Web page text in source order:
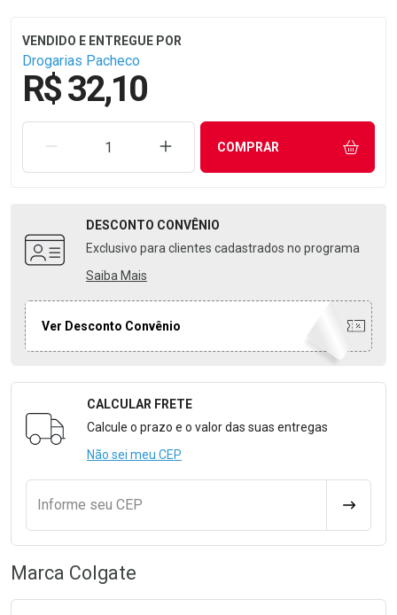
Drogarias Pacheco
R$ 32,10
REMOVER UMA UNIDADEAUMENTAR UMA UNIDADE
COMPRAR
DESCONTO CONVÊNIO
Exclusivo para clientes cadastrados no programa
Saiba Mais
Ver Desconto Convênio
Formulário para Calcular o Frete
CALCULAR FRETE
Calcule o prazo e o valor das suas entregas
Não sei meu CEP
Informe seu CEP
Marca Colgate